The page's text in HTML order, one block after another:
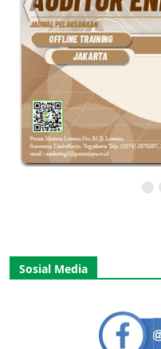
Sosial Media